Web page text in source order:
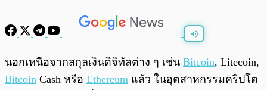
พร้อมเล่น
นอกเหนือจากสกุลเงินดิจิทัลต่าง ๆ เช่น Bitcoin, Litecoin,
Bitcoin Cash หรือ Ethereum แล้ว ในอุตสาหกรรมคริปโต